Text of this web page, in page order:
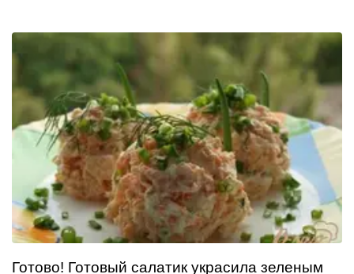
Готово! Готовый салатик украсила зеленым